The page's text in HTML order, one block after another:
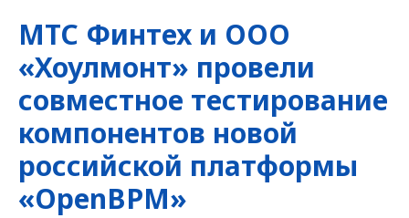
МТС Финтех и ООО
«Хоулмонт» провели
совместное тестирование
компонентов новой
российской платформы
«OpenBPM»